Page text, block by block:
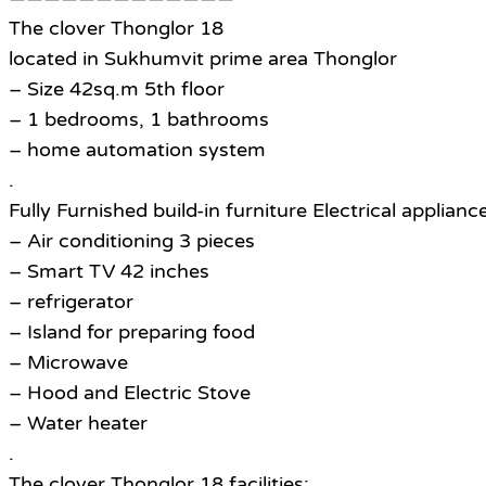
The clover Thonglor 18
located in Sukhumvit prime area Thonglor
– Size 42sq.m 5th floor
– 1 bedrooms, 1 bathrooms
– home automation system
.
Fully Furnished build-in furniture Electrical
– Air conditioning 3 pieces
– Smart TV 42 inches
– refrigerator
– Island for preparing food
– Microwave
– Hood and Electric Stove
– Water heater
.